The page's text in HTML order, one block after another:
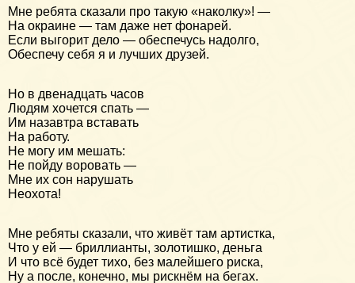
Мне ребята сказали про такую «наколку»! —
На окраине — там даже нет фонарей.
Если выгорит дело — обеспечусь надолго,
Обеспечу себя я и лучших друзей.
Но в двенадцать часов
Людям хочется спать —
Им назавтра вставать
На работу.
Не могу им мешать:
Не пойду воровать —
Мне их сон нарушать
Неохота!
Мне ребяты сказали, что живёт там артистка,
Что у ей — бриллианты, золотишко, деньга
И что всё будет тихо, без малейшего риска,
Ну а после, конечно, мы рискнём на бегах.